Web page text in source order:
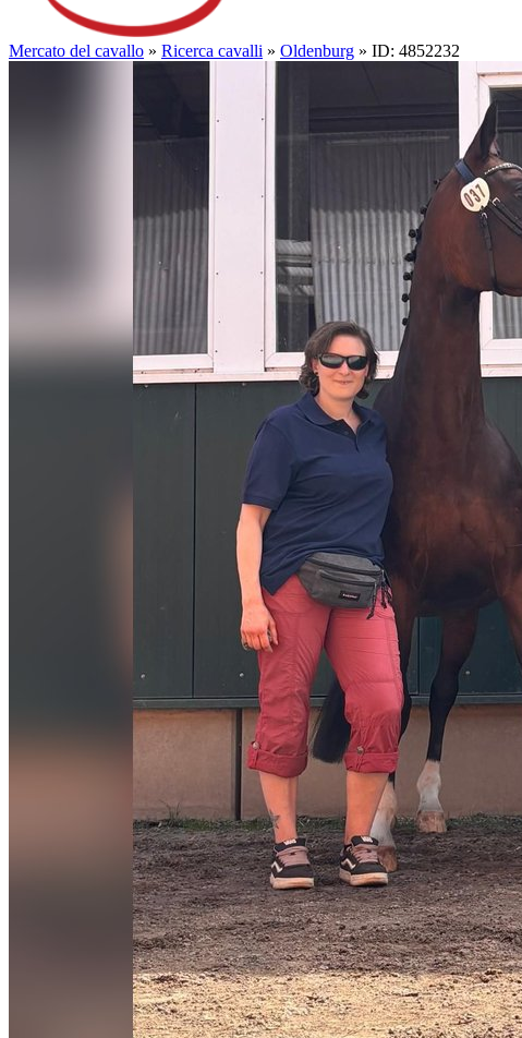
Mercato del cavallo » Ricerca cavalli » Oldenburg » ID: 4852232